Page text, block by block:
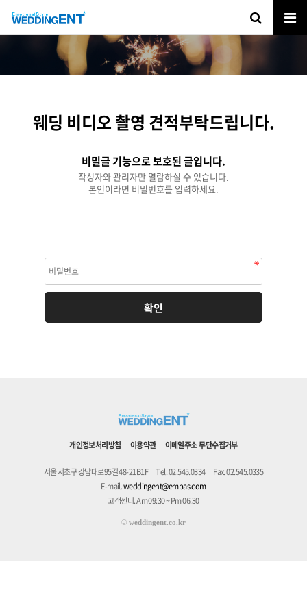
웨딩 비디오 촬영 견적부탁드립니다.
비밀글 기능으로 보호된 글입니다.
작성자와 관리자만 열람하실 수 있습니다.
본인이라면 비밀번호를 입력하세요.
개인정보처리방침 이용약관 이메일주소 무단수집거부
서울 서초구 강남대로95길 48-21B1F Tel. 02.545.0334
Fax. 02.545.0335
E-mail.weddingent@empas.com
고객센터. Am 09:30 ~ Pm 06:30
© weddingent.co.kr